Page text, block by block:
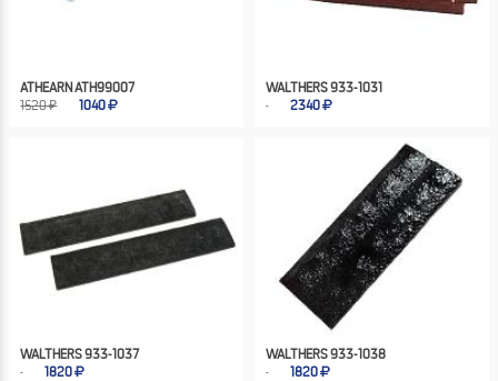
ATHEARN ATH99007
1520 ₽
1040
WALTHERS 933-1031
2340
WALTHERS 933-1037
1820
WALTHERS 933-1038
1820